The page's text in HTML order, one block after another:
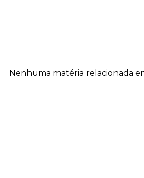
Nenhuma matéria relacionada